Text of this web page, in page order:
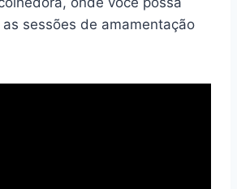
sessões de amamentação